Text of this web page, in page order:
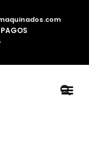
PAGOS